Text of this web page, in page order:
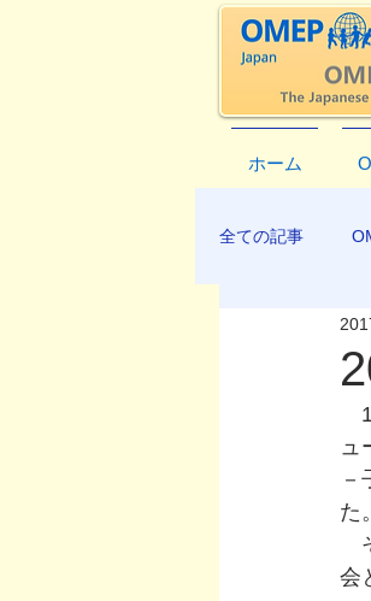
ホーム
全ての記事
EXCO-
ュ
た
会